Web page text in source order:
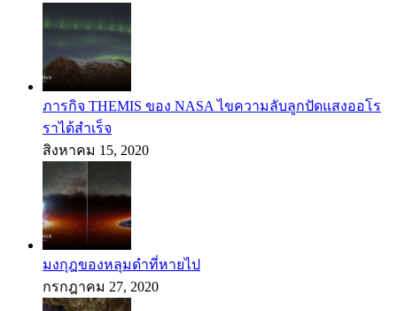
ภารกิจ THEMIS ของ NASA ไขความลับลูกปัดแสงออโร
ราได้สำเร็จ
สิงหาคม 15, 2020
มงกุฎของหลุมดำที่หายไป
กรกฎาคม 27, 2020